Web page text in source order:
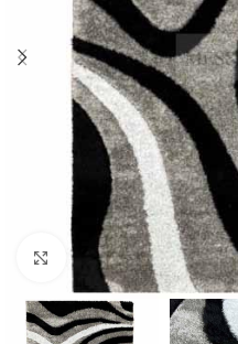
Κλικ για μεγέθυνση